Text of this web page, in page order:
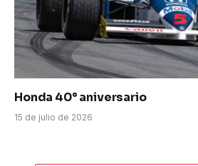
Honda 40° aniversario
15 de julio de 2026